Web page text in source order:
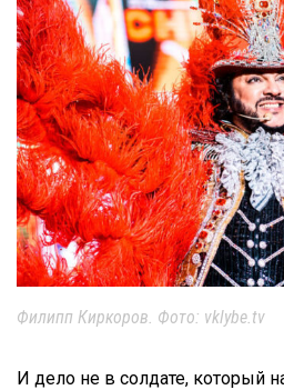
Филипп Киркоров. Фото: vklybe.tv
И дело не в солдате, который